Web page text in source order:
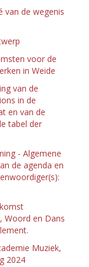
van de wegenis
voor de
in Weide
van de
in de
en van de
tabel der
- Algemene
de agenda en
Woord en Dans
Muziek,
2024